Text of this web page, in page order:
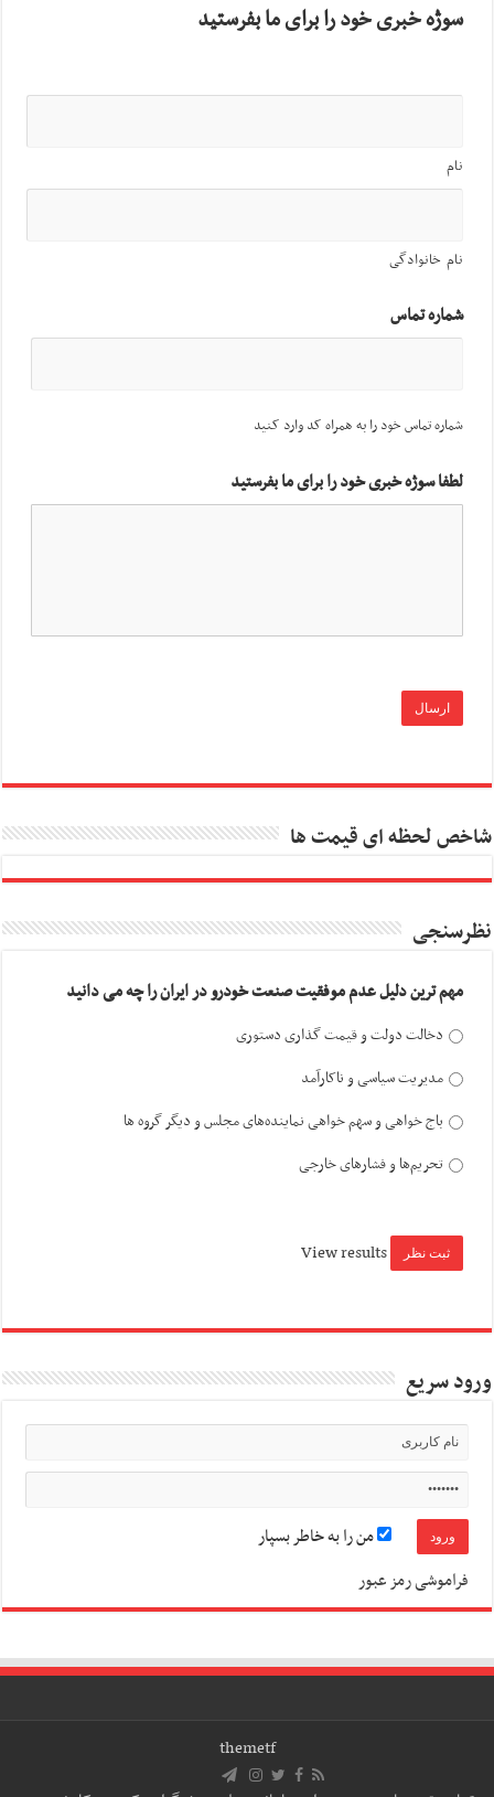
سوژه خبری خود را برای ما بفرستید
نام
نام خانوادگی
شماره تماس
شماره تماس خود را به همراه کد وارد کنید
لطفا سوژه خبری خود را برای ما بفرستید
شاخص لحظه ای قیمت ها
نظرسنجی
مهم ترین دلیل عدم موفقیت صنعت خودرو در ایران را چه می دانید
دخالت دولت و قیمت گذاری دستوری
مدیریت سیاسی و ناکارآمد
باج خواهی و سهم خواهی نماینده‌های مجلس و دیگر گروه ها
تحریم‌ها و فشارهای خارجی
View results
ورود سریع
من را به خاطر بسپار
فراموشی رمز عبور
themetf